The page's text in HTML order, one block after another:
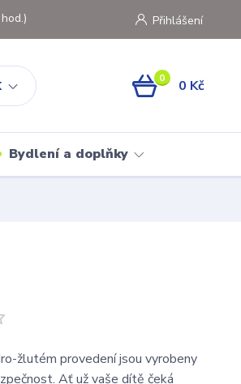
Přihlášení
0 0 Kč
Bydlení a doplňky
žlutém provedení jsou vyrobeny
Ať už vaše dítě čeká